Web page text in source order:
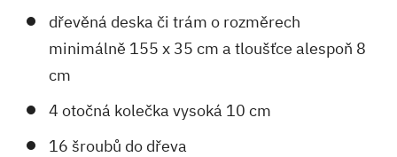
dřevěná deska či trám o rozměrech
minimálně 155 x 35 cm a tloušťce alespoň 8
cm
4 otočná kolečka vysoká 10 cm
16 šroubů do dřeva